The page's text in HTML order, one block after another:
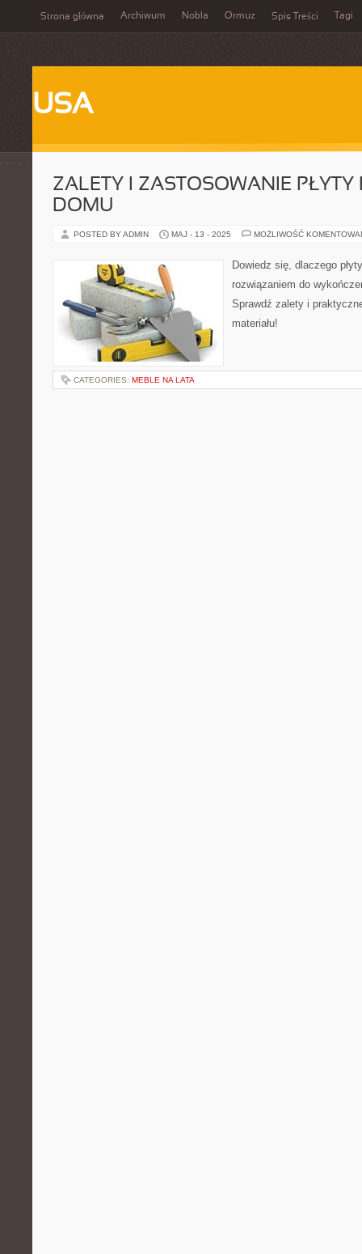
Strona główna Archiwum Nobla Ormuz Spis Treści Tagi
USA
ZALETY I ZASTOSOWANIE PŁYTY
DOMU
POSTED BY ADMIN MAJ - 13 - 2025 MOŻLIWOŚĆ
Dowiedz się, dlaczego
rozwiązaniem do
Sprawdź zalety i
materiału!
CATEGORIES: MEBLE NA LATA